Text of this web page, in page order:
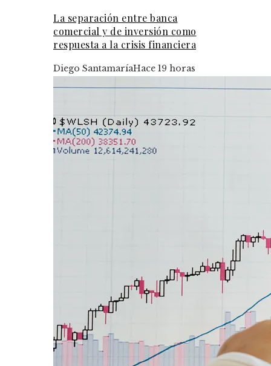
La separación entre banca
comercial y de inversión como
respuesta a la crisis financiera
Diego SantamaríaHace 19 horas